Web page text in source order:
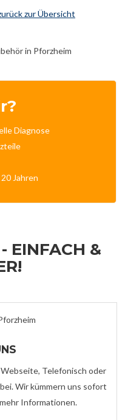
zur Übersicht
Diagnose
Jahren
EINFACH &
Telefonisch oder
Wir kümmern uns sofort
Informationen.